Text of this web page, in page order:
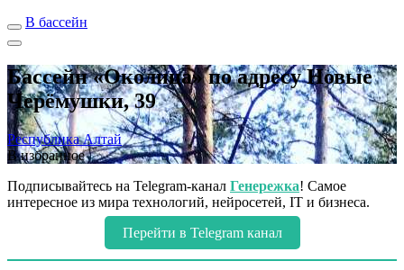
В бассейн
Бассейн «Околица» по адресу Новые
Черёмушки, 39
Республика Алтай
В избранное
Подписывайтесь на Telegram-канал Генережка! Самое
интересное из мира технологий, нейросетей, IT и бизнеса.
Перейти в Telegram канал